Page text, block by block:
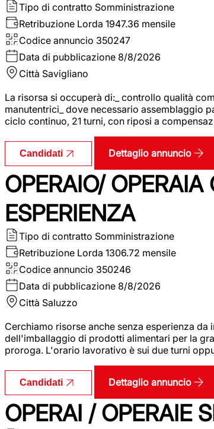
Tipo di contratto Somministrazione
Retribuzione Lorda 1947.36 mensile
Codice annuncio 350247
Data di pubblicazione 8/8/2026
Città Savigliano
La risorsa si occuperà di:_ controllo qualità
manutentrici_ dove necessario assemblaggio
ciclo continuo, 21 turni, con riposi a
Candidati Dettaglio annuncio
OPERAIO/
ESPERIENZA
Tipo di contratto Somministrazione
Retribuzione Lorda 1306.72 mensile
Codice annuncio 350246
Data di pubblicazione 8/8/2026
Città Saluzzo
Cerchiamo risorse anche senza esperienza
dell'imballaggio di prodotti alimentari per la
proroga. L'orario lavorativo è sui due turni
Candidati Dettaglio annuncio
OPERAI / OPERAIE